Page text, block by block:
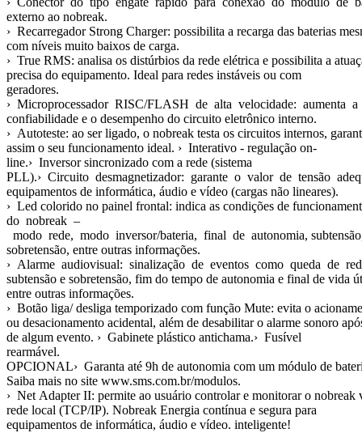
externo ao nobreak.
› Recarregador Strong Charger: possibilita a recarga das baterias
com níveis muito baixos de carga.
› True RMS: analisa os distúrbios da rede elétrica e possibilita a
precisa do equipamento. Ideal para redes instáveis ou com
geradores.
› Microprocessador RISC/FLASH de alta velocidade: aumenta a
confiabilidade e o desempenho do circuito eletrônico interno.
› Autoteste: ao ser ligado, o nobreak testa os circuitos internos,
assim o seu funcionamento ideal. › Interativo - regulação on-
line.› Inversor sincronizado com a rede (sistema
PLL).› Circuito desmagnetizador: garante o valor de tensão
equipamentos de informática, áudio e vídeo (cargas não lineares).
› Led colorido no painel frontal: indica as condições de
do nobreak –
modo rede, modo inversor/bateria, final de autonomia,
sobretensão, entre outras informações.
› Alarme audiovisual: sinalização de eventos como queda de
subtensão e sobretensão, fim do tempo de autonomia e final de vida
entre outras informações.
› Botão liga/ desliga temporizado com função Mute: evita o
ou desacionamento acidental, além de desabilitar o alarme sonoro
de algum evento. › Gabinete plástico antichama.› Fusível
rearmável.
OPCIONAL› Garanta até 9h de autonomia com um módulo de
Saiba mais no site www.sms.com.br/modulos.
› Net Adapter II: permite ao usuário controlar e monitorar o nobreak
rede local (TCP/IP). Nobreak Energia contínua e segura para
equipamentos de informática, áudio e vídeo. inteligente!